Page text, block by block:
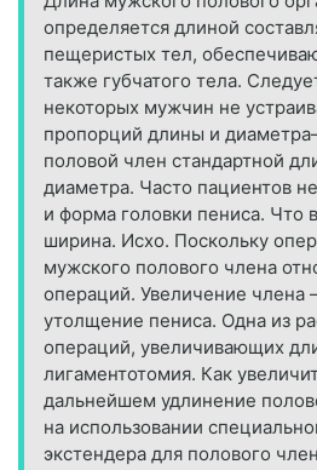
определяется длиной
пещеристых тел,
также губчатого тела.
некоторых мужчин не
пропорций длины и
половой член стандартной
диаметра. Часто пациентов
и форма головки пениса. Что
ширина. Исхо. Поскольку
мужского полового члена
операций. Увеличение члена
утолщение пениса. Одна из
операций, увеличивающих
лигаментотомия. Как
дальнейшем удлинение
на использовании
экстендера для полового